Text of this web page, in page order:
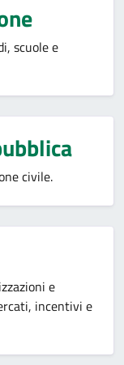
scuole e
civile.
e
incentivi e